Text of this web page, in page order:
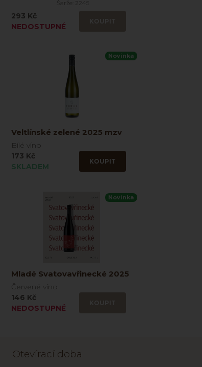
Šarže: 2245
293 Kč
NEDOSTUPNÉ
Novinka
Veltlínské zelené 2025 mzv
Bílé víno
173 Kč
SKLADEM
KOUPIT
Novinka
Mladé Svatovavřinecké 2025
Červené víno
146 Kč
NEDOSTUPNÉ
Otevírací doba